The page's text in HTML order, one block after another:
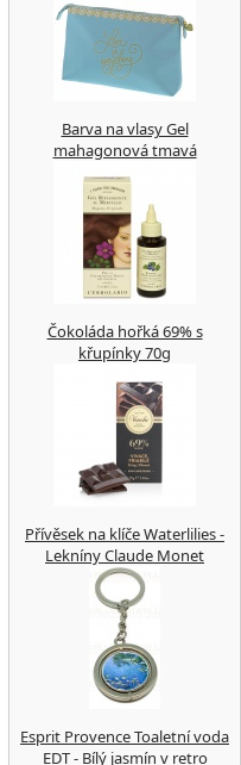
Barva na vlasy Gel
mahagonová tmavá
Čokoláda hořká 69% s
křupínky 70g
Přívěsek na klíče Waterlilies -
Lekníny Claude Monet
Esprit Provence Toaletní voda
EDT - Bílý jasmín v retro